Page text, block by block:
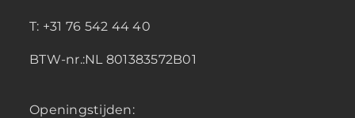
T: +31 76 542 44 40
BTW-nr.:NL 801383572B01
Openingstijden: